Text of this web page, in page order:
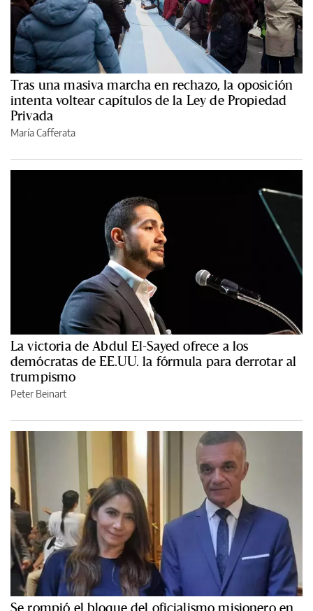
Tras una masiva marcha en rechazo, la oposición
intenta voltear capítulos de la Ley de Propiedad
Privada
María Cafferata
La victoria de Abdul El-Sayed ofrece a los
demócratas de EE.UU. la fórmula para derrotar al
trumpismo
Peter Beinart
Se rompió el bloque del oficialismo misionero en